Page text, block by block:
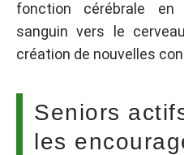
fonction cérébrale
sanguin vers le
création de nouvelles
Seniors
les